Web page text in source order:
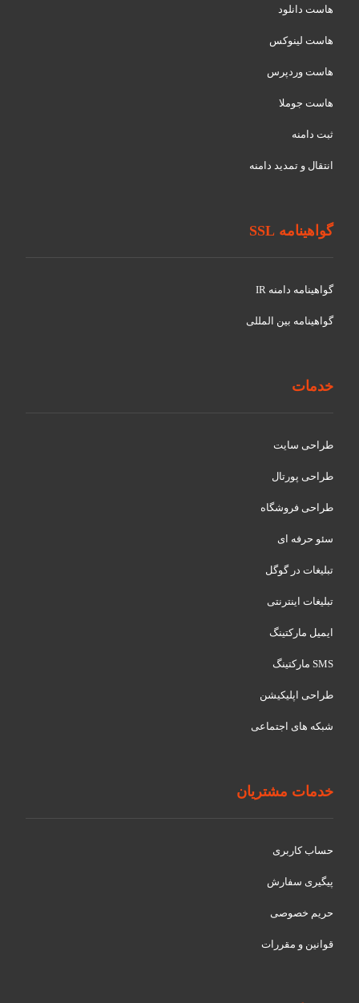
هاست دانلود
هاست لینوکس
هاست وردپرس
هاست جوملا
ثبت دامنه
انتقال و تمدید دامنه
گواهینامه SSL
گواهينامه دامنه IR
گواهينامه بین المللی
خدمات
طراحی سایت
طراحی پورتال
طراحی فروشگاه
سئو حرفه ای
تبلیغات در گوگل
تبلیغات اینترنتی
ایمیل مارکتینگ
SMS مارکتینگ
طراحی اپلیکیشن
شبکه های اجتماعی
خدمات مشتریان
حساب کاربری
پیگیری سفارش
حریم خصوصی
قوانین و مقررات